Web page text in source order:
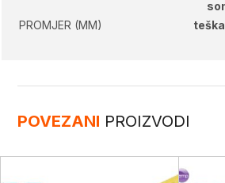
PROMJER (MM)
POVEZANI PROIZVODI